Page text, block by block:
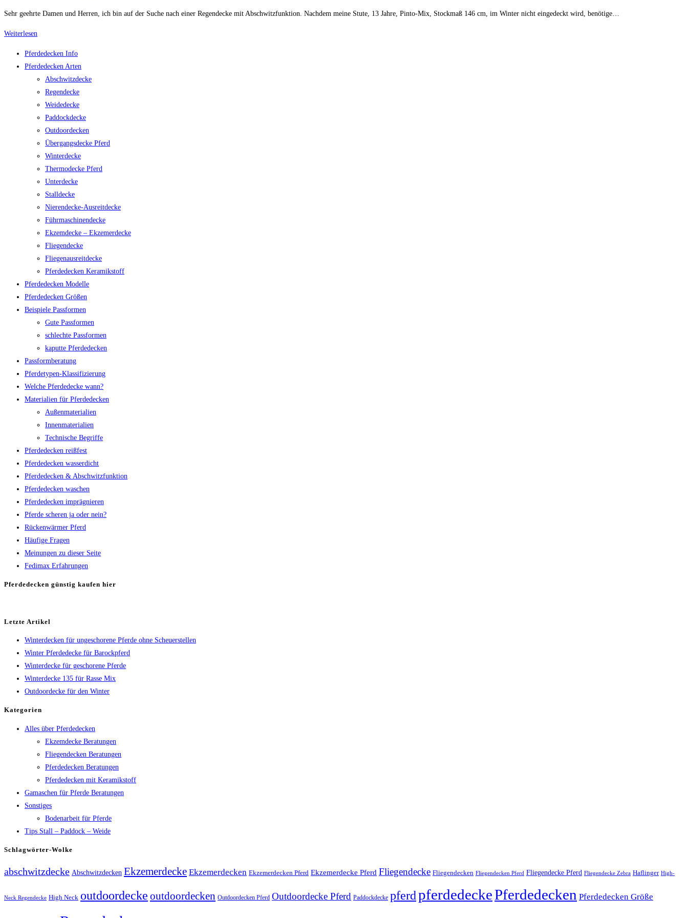
Sehr geehrte Damen und Herren, ich bin auf der Suche nach einer Regendecke mit Abschwitzfunktion. Nachdem meine Stute, 13 Jahre, Pinto-Mix, Stockmaß 146 cm, im Winter nicht eingedeckt wird, benötige…
Weiterlesen
Abschwitzfunktion
für
Pinto-
Mix
Pferdedecken Info
Pferdedecken Arten
Abschwitzdecke
Regendecke
Weidedecke
Paddockdecke
Outdoordecken
Übergangsdecke Pferd
Winterdecke
Thermodecke Pferd
Unterdecke
Stalldecke
Nierendecke-Ausreitdecke
Führmaschinendecke
Ekzemdecke – Ekzemerdecke
Fliegendecke
Fliegenausreitdecke
Pferdedecken Keramikstoff
Pferdedecken Modelle
Pferdedecken Größen
Beispiele Passformen
Gute Passformen
schlechte Passformen
kaputte Pferdedecken
Passformberatung
Pferdetypen-Klassifizierung
Welche Pferdedecke wann?
Materialien für Pferdedecken
Außenmaterialien
Innenmaterialien
Technische Begriffe
Pferdedecken reißfest
Pferdedecken wasserdicht
Pferdedecken & Abschwitzfunktion
Pferdedecken waschen
Pferdedecken imprägnieren
Pferde scheren ja oder nein?
Rückenwärmer Pferd
Häufige Fragen
Meinungen zu dieser Seite
Fedimax Erfahrungen
Pferdedecken günstig kaufen hier
Letzte Artikel
Winterdecken für ungeschorene Pferde ohne Scheuerstellen
Winter Pferdedecke für Barockpferd
Winterdecke für geschorene Pferde
Winterdecke 135 für Rasse Mix
Outdoordecke für den Winter
Kategorien
Alles über Pferdedecken
Ekzemdecke Beratungen
Fliegendecken Beratungen
Pferdedecken Beratungen
Pferdedecken mit Keramikstoff
Gamaschen für Pferde Beratungen
Sonstiges
Bodenarbeit für Pferde
Tips Stall – Paddock – Weide
Schlagwörter-Wolke
abschwitzdecke Abschwitzdecken Ekzemerdecke Ekzemerdecken Ekzemerdecken Pferd Ekzemerdecke Pferd Fliegendecke Fliegendecken Fliegendecken Pferd Fliegendecke Pferd Fliegendecke Zebra Haflinger High-
Neck Regendecke High Neck outdoordecke outdoordecken Outdoordecken Pferd Outdoordecke Pferd Paddockdecke pferdpferdedeckePferdedecken Pferdedecken Größe